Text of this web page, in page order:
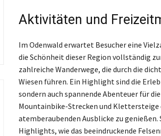
Aktivitäten und
Im Odenwald erwartet Besucher eine
die Schönheit dieser Region vollständig
zahlreiche Wanderwege, die durch die
Wiesen führen. Ein Highlight sind die
sondern auch spannende Abenteuer für
Mountainbike-Strecken und Klettersteige
atemberaubenden Ausblicke zu
Highlights, wie das beeindruckende